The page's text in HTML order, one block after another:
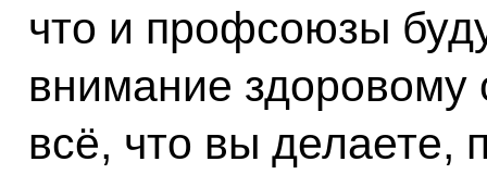
что и профсоюзы
внимание здоровому
всё, что вы делаете,